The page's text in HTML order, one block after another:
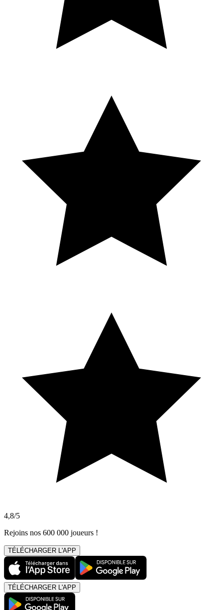
4,8/5
Rejoins nos 600 000 joueurs !
TÉLÉCHARGER L'APP
TÉLÉCHARGER L'APP